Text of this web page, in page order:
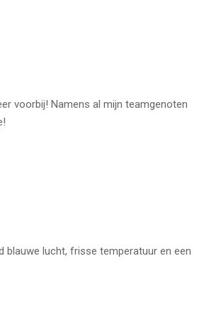
voorbij! Namens al mijn teamgenoten
blauwe lucht, frisse temperatuur en een